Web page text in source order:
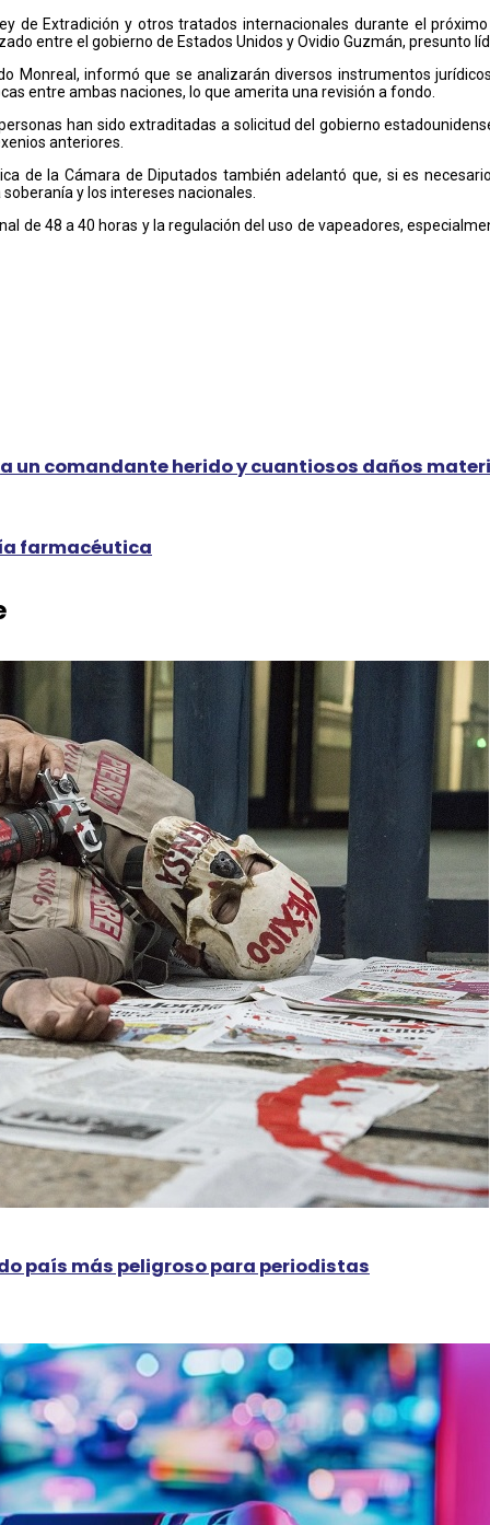
de Extradición y otros tratados internacionales durante el
entre el gobierno de Estados Unidos y Ovidio Guzmán, presunto
Monreal, informó que se analizarán diversos instrumentos
entre ambas naciones, lo que amerita una revisión a fondo.
han sido extraditadas a solicitud del gobierno
anteriores.
de la Cámara de Diputados también adelantó que, si es
y los intereses nacionales.
de 48 a 40 horas y la regulación del uso de vapeadores,
un comandante herido y cuantiosos daños
farmacéutica
país más peligroso para periodistas